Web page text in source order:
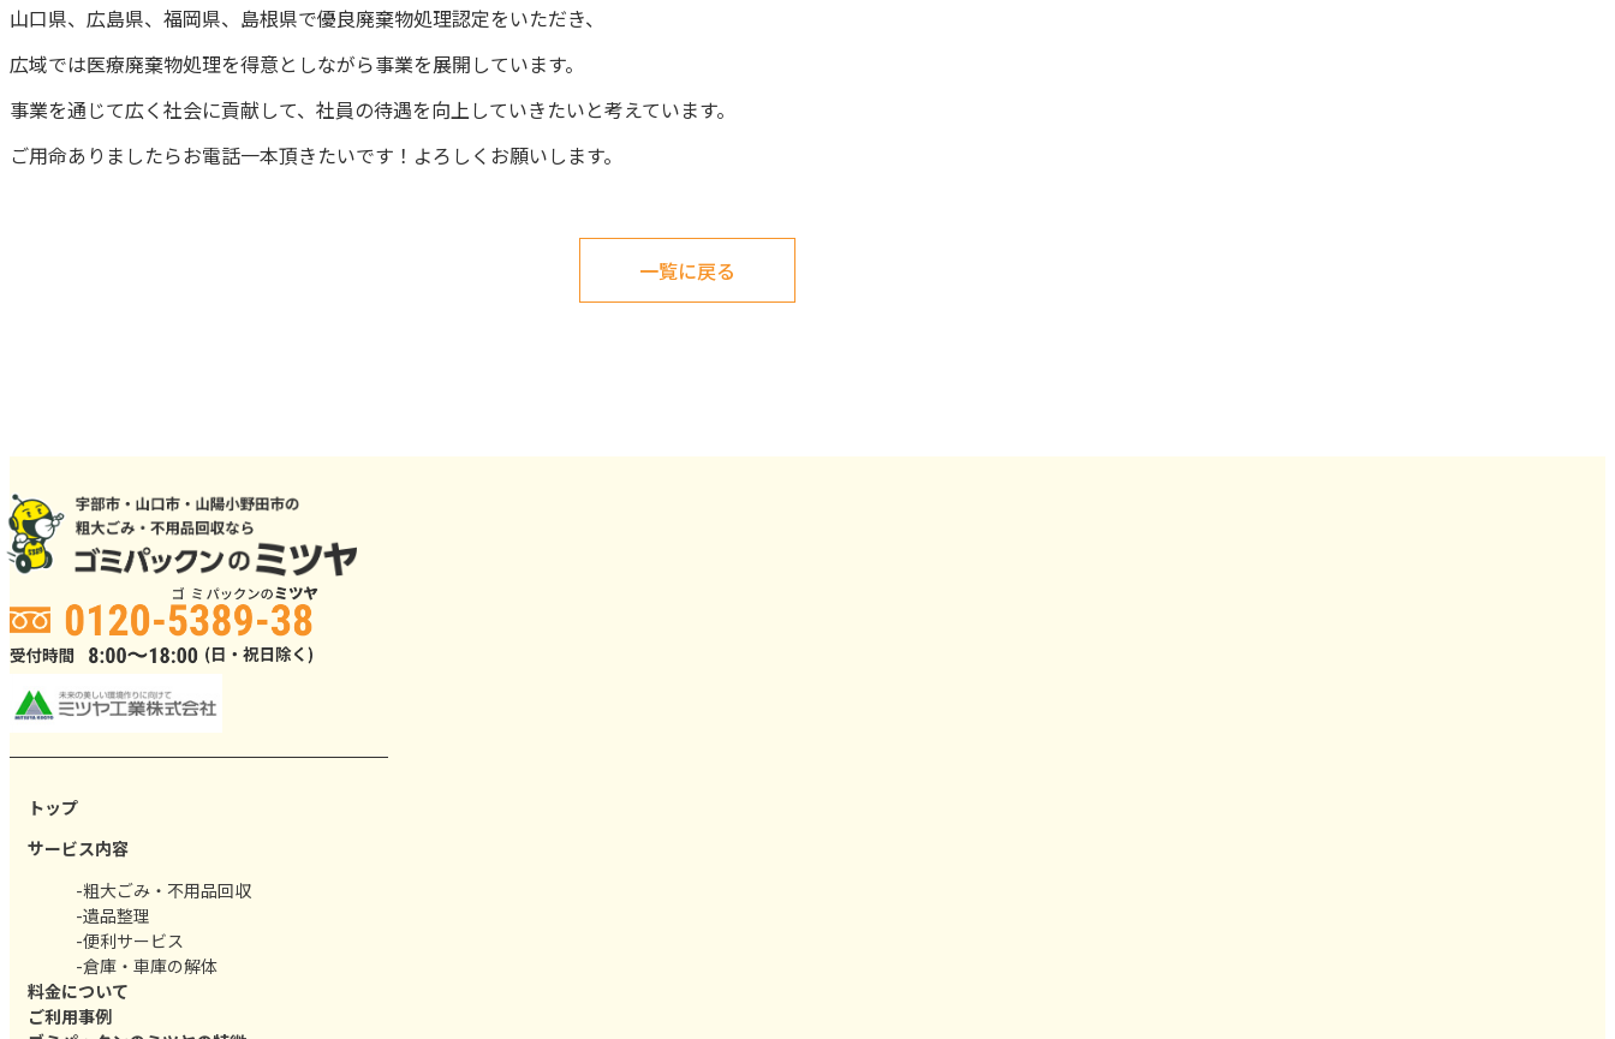
山口県、広島県、福岡県、島根県で優良廃棄物処理認定をいただき、
広域では医療廃棄物処理を得意としながら事業を展開しています。
事業を通じて広く社会に貢献して、社員の待遇を向上していきたいと考えています。
ご用命ありましたらお電話一本頂きたいです！よろしくお願いします。
一覧に戻る
トップ
サービス内容
-粗大ごみ・不用品回収
-遺品整理
-便利サービス
-倉庫・車庫の解体
料金について
ご利用事例